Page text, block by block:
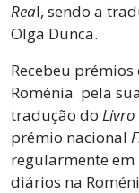
Real, sendo a
Olga Dunca.
Recebeu
Roménia pela
tradução do Livro
prémio nacional
regularmente
diários na